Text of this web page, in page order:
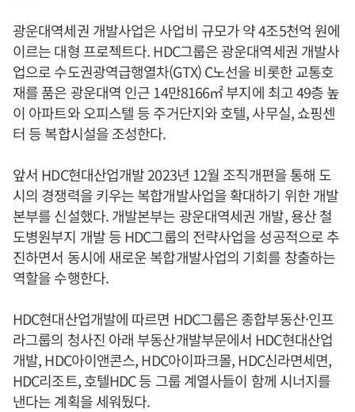
광운대역세권 개발사업은 사업비 규모가 약 4조5천억 원에
이르는 대형 프로젝트다. HDC그룹은 광운대역세권 개발사
업으로 수도권광역급행열차(GTX) C노선을 비롯한 교통호
재를 품은 광운대역 인근 14만8166㎡ 부지에 최고 49층 높
이 아파트와 오피스텔 등 주거단지와 호텔, 사무실, 쇼핑센
터 등 복합시설을 조성한다.
앞서 HDC현대산업개발 2023년 12월 조직개편을 통해 도
시의 경쟁력을 키우는 복합개발사업을 확대하기 위한 개발
본부를 신설했다. 개발본부는 광운대역세권 개발, 용산 철
도병원부지 개발 등 HDC그룹의 전략사업을 성공적으로 추
진하면서 동시에 새로운 복합개발사업의 기회를 창출하는
역할을 수행한다.
HDC현대산업개발에 따르면 HDC그룹은 종합부동산·인프
라그룹의 청사진 아래 부동산개발부문에서 HDC현대산업
개발, HDC아이앤콘스, HDC아이파크몰, HDC신라면세면,
HDC리조트, 호텔HDC 등 그룹 계열사들이 함께 시너지를
낸다는 계획을 세워뒀다.